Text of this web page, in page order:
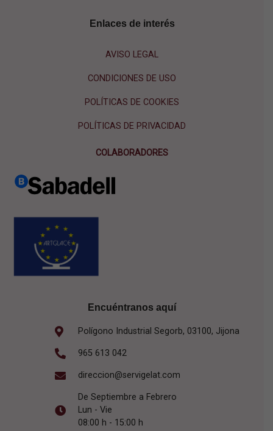
Enlaces de interés
AVISO LEGAL
CONDICIONES DE USO
POLÍTICAS DE COOKIES
POLÍTICAS DE PRIVACIDAD
COLABORADORES
Encuéntranos aquí
Polígono Industrial Segorb, 03100, Jijona
965 613 042
direccion@servigelat.com
De Septiembre a Febrero
Lun - Vie
08:00 h - 15:00 h